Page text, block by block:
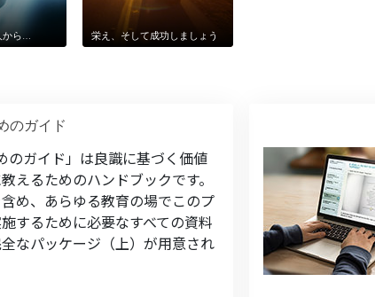
から… 栄え、そして成功しましょう
のガイド
のガイド」は良識に基づく価値
えるためのハンドブックです。
め、あらゆる教育の場でこのプ
するために必要なすべての資料
なパッケージ（上）が用意され